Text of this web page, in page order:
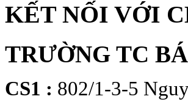
KẾT NỐI VỚI
TRƯỜNG TC
CS1 : 802/1-3-5